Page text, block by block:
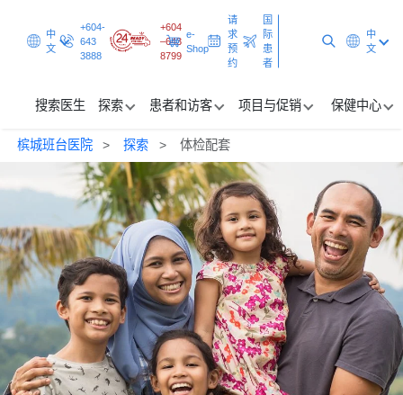
中
文
+604-
643
3888
+604
–643
8799
e-
Shop
请
求
预
约
国
际
患
者
中
文
搜索医生 探索 患者和访客 项目与促销 保健中心
探索
患者和访客
项目与促销
保健中心
请求预约 国际患者
槟城班台医院 探索 体检配套